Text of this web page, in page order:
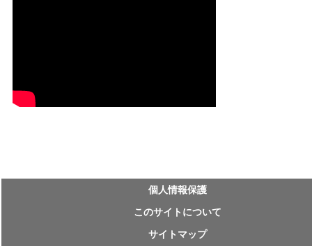
個⼈情報保護
このサイトについて
サイトマップ